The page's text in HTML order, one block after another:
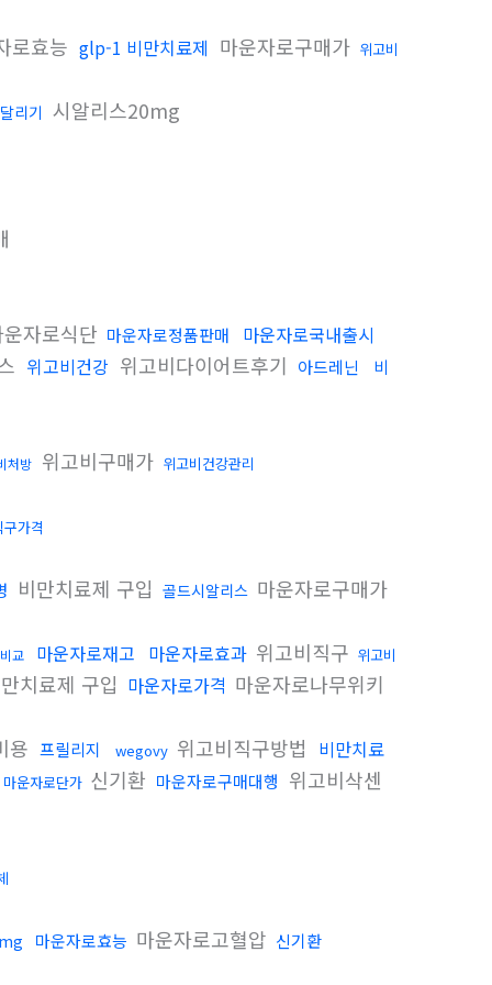
로효능 glp-1 비만치료제 마운자로구매가 위고비
리기 시알리스20mg
운자로식단 마운자로정품판매 마운자로국내출시
위고비건강 위고비다이어트후기 아드레닌
비
처방 위고비구매가 위고비건강관리
가격
비만치료제 구입 골드시알리스 마운자로구매가
교 마운자로재고 마운자로효과 위고비직구 위고비
치료제 구입 마운자로가격 마운자로나무위키
용 프릴리지 wegovy 위고비직구방법 비만치료
마운자로단가 신기환 마운자로구매대행 위고비삭센
마운자로효능 마운자로고혈압 신기환